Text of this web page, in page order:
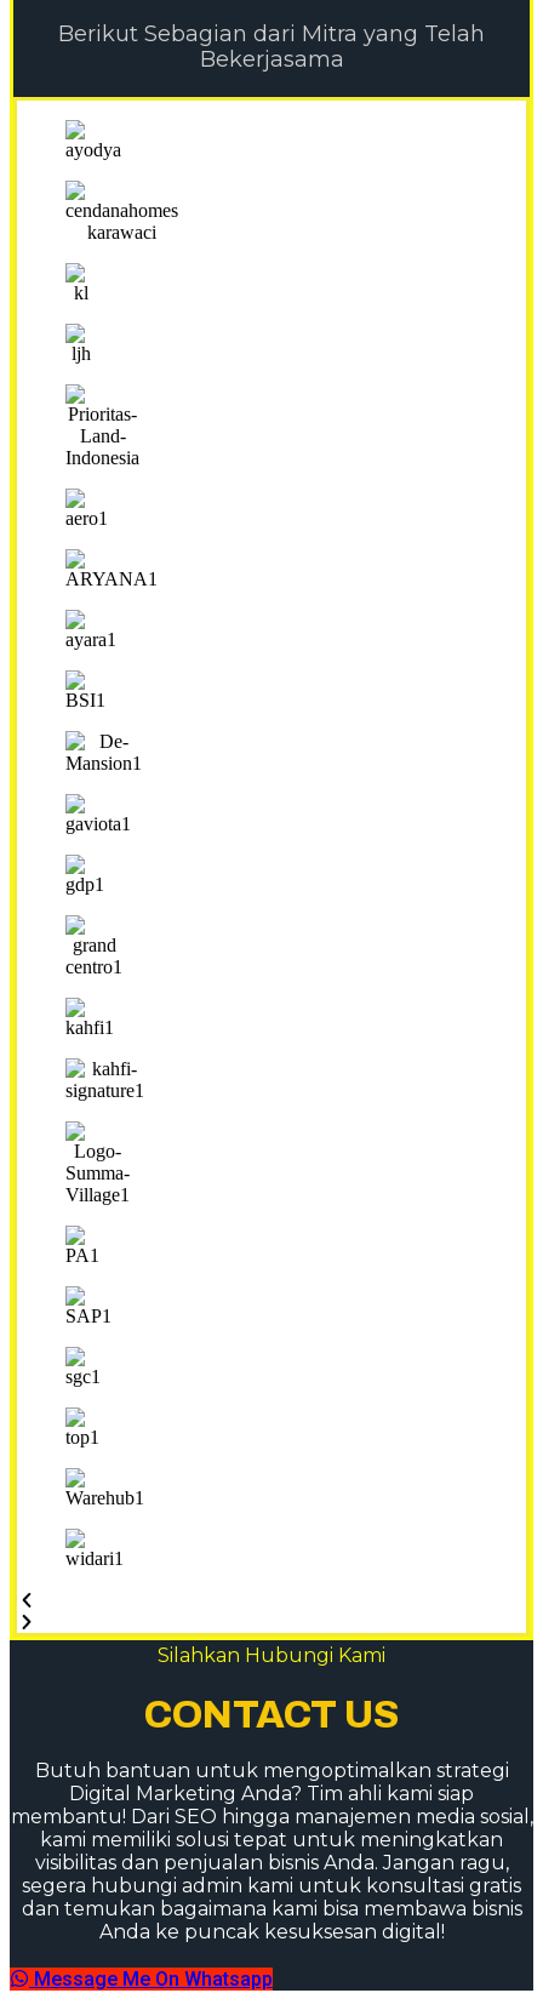
Berikut Sebagian dari Mitra yang Telah
Bekerjasama
Silahkan Hubungi Kami
CONTACT US
Butuh bantuan untuk mengoptimalkan strategi
Digital Marketing Anda? Tim ahli kami siap
membantu! Dari SEO hingga manajemen media sosial,
kami memiliki solusi tepat untuk meningkatkan
visibilitas dan penjualan bisnis Anda. Jangan ragu,
segera hubungi admin kami untuk konsultasi gratis
dan temukan bagaimana kami bisa membawa bisnis
Anda ke puncak kesuksesan digital!
Message Me On Whatsapp